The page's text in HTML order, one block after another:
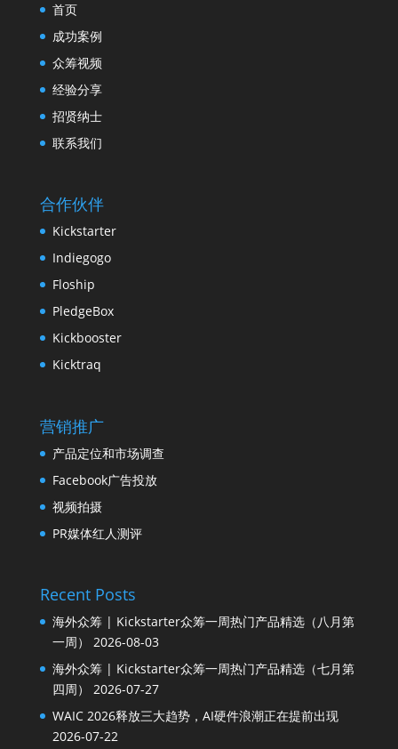
首页
成功案例
众筹视频
经验分享
招贤纳士
联系我们
合作伙伴
Kickstarter
Indiegogo
Floship
PledgeBox
Kickbooster
Kicktraq
营销推广
产品定位和市场调查
Facebook广告投放
视频拍摄
PR媒体红人测评
Recent Posts
海外众筹 | Kickstarter众筹一周热门产品精选（八月第
一周）
2026-08-03
海外众筹 | Kickstarter众筹一周热门产品精选（七月第
四周）
2026-07-27
WAIC 2026释放三大趋势，AI硬件浪潮正在提前出现
2026-07-22